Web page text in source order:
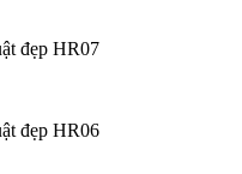
đẹp HR07
đẹp HR06